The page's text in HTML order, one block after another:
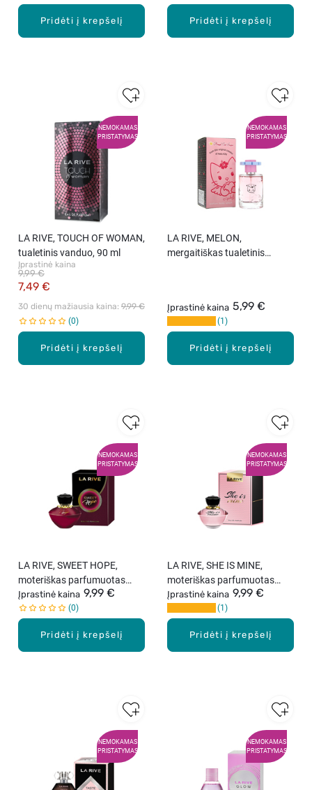
Pridėti į krepšelį Pridėti į krepšelį
NEMOKAMAS
PRISTATYMAS
Pridėti į krepšelį
LA RIVE, TOUCH OF WOMAN,
tualetinis vanduo, 90 ml
Įprastinė kaina
7,49 €
9,99 €
30 dienų mažiausia kaina: 9,99 €
0
NEMOKAMAS
PRISTATYMAS
Pridėti į krepšelį
LA RIVE, MELON,
mergaitiškas tualetinis
Įprastinė kaina 5,99 €
1
NEMOKAMAS
PRISTATYMAS
Pridėti į krepšelį
LA RIVE, SWEET HOPE,
moteriškas parfumuotas
vanduo, 90 ml
Įprastinė kaina 9,99 €
0
NEMOKAMAS
PRISTATYMAS
Pridėti į krepšelį
LA RIVE, SHE IS MINE,
moteriškas parfumuotas
vanduo, 90 ml
Įprastinė kaina 9,99 €
1
NEMOKAMAS
PRISTATYMAS
NEMOKAMAS
PRISTATYMAS